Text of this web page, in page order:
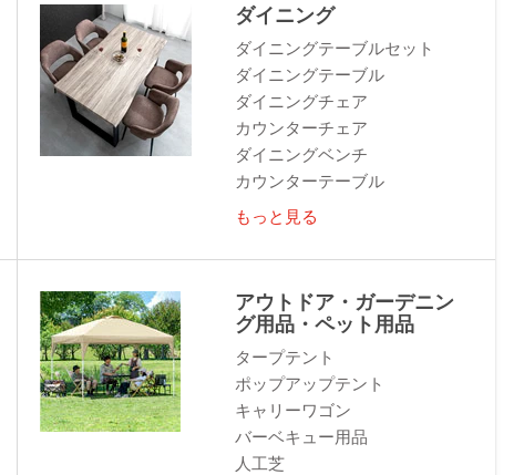
ダイニング
ダイニングテーブルセット
ダイニングテーブル
ダイニングチェア
カウンターチェア
ダイニングベンチ
カウンターテーブル
もっと見る
アウトドア・ガーデニン
グ用品・ペット用品
タープテント
ポップアップテント
キャリーワゴン
バーベキュー用品
人工芝